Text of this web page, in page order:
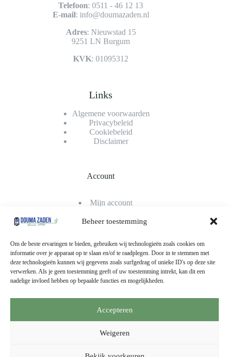
Beheer toestemming
Om de beste ervaringen te bieden, gebruiken wij technologieën zoals cookies om
informatie over je apparaat op te slaan en/of te raadplegen. Door in te stemmen met
deze technologieën kunnen wij gegevens zoals surfgedrag of unieke ID's op deze site
verwerken. Als je geen toestemming geeft of uw toestemming intrekt, kan dit een
nadelige invloed hebben op bepaalde functies en mogelijkheden.
Accepteren
Weigeren
Telefoon: 0511 - 46 12 13
E-mail: info@doumazaden.nl
Adres: Nieuwstad 15
9251 LN Burgum
KVK: 01095312
Links
Algemene voorwaarden
Privacybeleid
Cookiebeleid
Disclaimer
Account
Mijn account
Winkelwagen
Klantenservice
Betaalmethodes
Copyright © 2026 - Douma Zaden | Ontwikkeld door